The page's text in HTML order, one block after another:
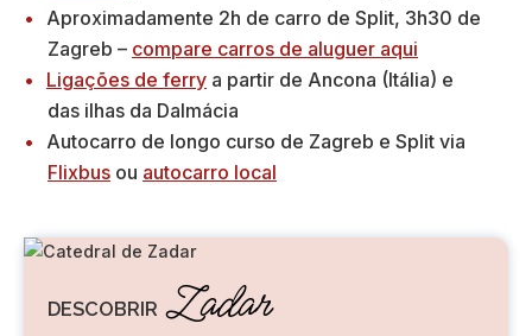
c
o
Aproximadamente 2h de carro de Split, 3h30 de
Zagreb – compare carros de aluguer aqui
Ligações de ferry a partir de Ancona (Itália) e
das ilhas da Dalmácia
Autocarro de longo curso de Zagreb e Split via
Flixbus ou autocarro local
DESCOBRIR Zadar